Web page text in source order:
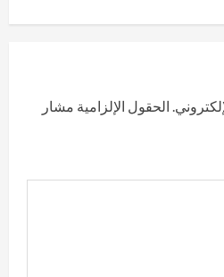
الحقول الإلزامية مشار